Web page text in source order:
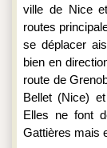
ville de Nice
routes
se déplacer
bien en
route de
Bellet (Nice)
Elles ne font
Gattières mais